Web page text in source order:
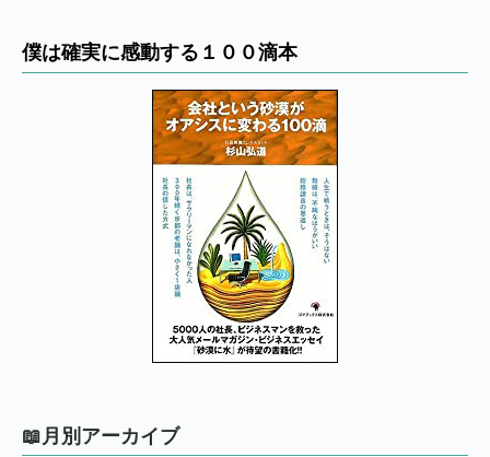
僕は確実に感動する１００滴本
📖月別アーカイブ